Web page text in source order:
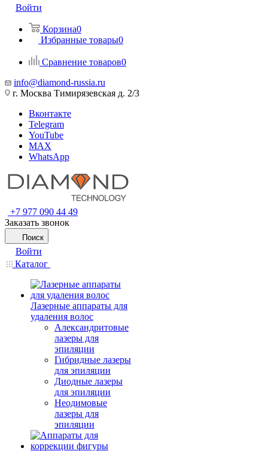
Войти
Корзина0
Избранные товары0
Сравнение товаров0
info@diamond-russia.ru
г. Москва Тимирязевская д. 2/3
Вконтакте
Telegram
YouTube
MAX
WhatsApp
+7 977 090 44 49
Заказать звонок
Поиск
Войти
Каталог
Лазерные аппараты для
удаления волос
Александритовые
лазеры для
эпиляции
Гибридные лазеры
для эпиляции
Диодные лазеры
для эпиляции
Неодимовые
лазеры для
эпиляции